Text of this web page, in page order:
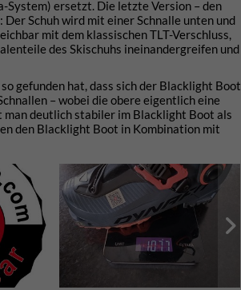
System) ersetzt. Die letzte Version – den
Schuh wird mit einer Schnalle unten und
mit dem klassischen TLT-Verschluss,
des Skischuhs ineinandergreifen und
gefunden hat, dass sich der Blacklight Boot
– wobei die obere eigentlich eine
man deutlich stabiler im Blacklight Boot als
den Blacklight Boot in Kombination mit